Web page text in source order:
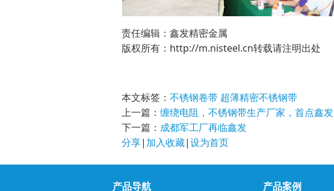
责任编辑：鑫发精密金属
版权所有：http://m.nisteel.cn转载请注明出处
本文标签： 不锈钢卷带 超薄精密不锈钢带
上一篇： 缠绕电阻，不锈钢带生产厂家，首点鑫发
下一篇： 成都军工厂再临鑫发
分享| 加入收藏|设为首页
产品导航
产品案例